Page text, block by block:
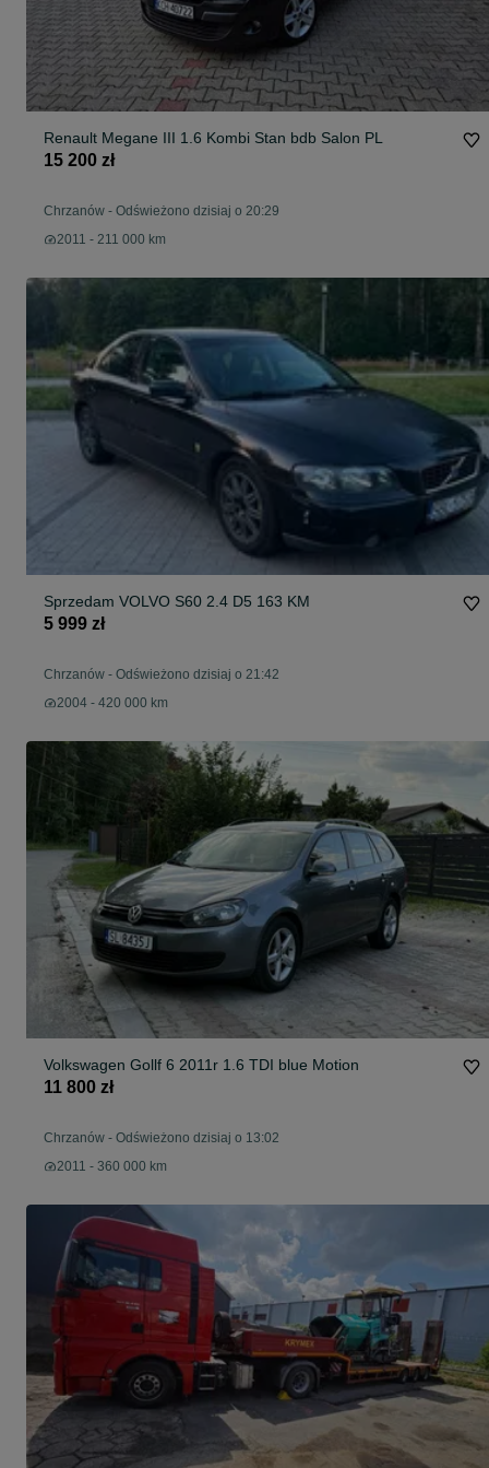
Renault Megane III 1.6 Kombi Stan bdb Salon PL
15 200 zł
Chrzanów - Odświeżono dzisiaj o 20:29
2011 - 211 000 km
Sprzedam VOLVO S60 2.4 D5 163 KM
5 999 zł
Chrzanów - Odświeżono dzisiaj o 21:42
2004 - 420 000 km
Volkswagen Gollf 6 2011r 1.6 TDI blue Motion
11 800 zł
Chrzanów - Odświeżono dzisiaj o 13:02
2011 - 360 000 km